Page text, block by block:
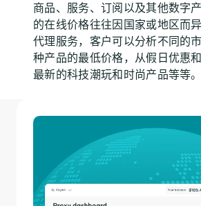
商品、服务、订阅以及其他数字
的在线价格往往因国家或地区而
代理服务，客户可以分析不同的
种产品的最低价格，从假日优惠
最新的科技潮玩和时尚产品等等。